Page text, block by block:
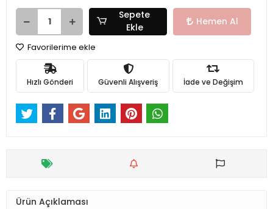
Sepete
Ekle
Hemen Al
Favorilerime ekle
Hızlı Gönderi Güvenli Alışveriş İade ve Değişim
Ürün Açıklaması